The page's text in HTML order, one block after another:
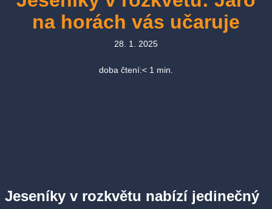
na horách vás učaruje
28. 1. 2025
doba čtení:< 1 min.
Jeseníky v rozkvětu nabízí jedinečný